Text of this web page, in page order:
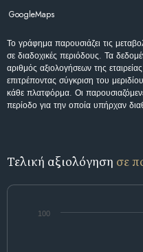
GoogleMaps
Το γράφημα παρουσιάζει τις
σε διαδοχικές περιόδους. Τα
αριθμός αξιολογήσεων της
επιτρέποντας σύγκριση του
κάθε πλατφόρμα. Οι
περίοδο για την οποία υπήρχαν
Τελική αξιολόγηση σε
100